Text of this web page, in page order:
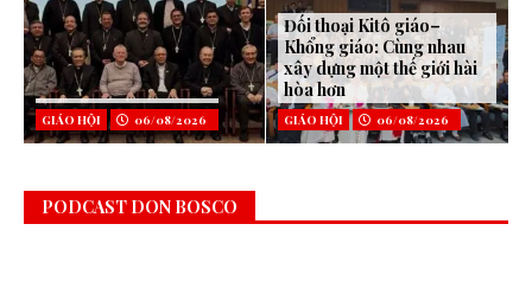
GIÁO HỘI 06/08/2026
Đối thoại Kitô giáo–
Khổng giáo: Cùng nhau
xây dựng một thế giới hài
hòa hơn
GIÁO HỘI 06/08/2026
PODCAST DON BOSCO